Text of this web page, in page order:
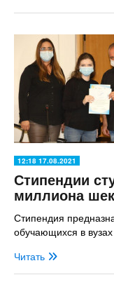
12:18 17.08.2021
Стипендии
миллиона
Стипендия
обучающихся в
Читать